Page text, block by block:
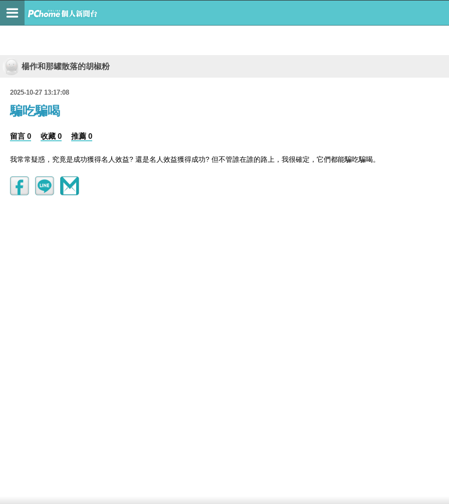
楊作和那罐散落的胡椒粉
2025-10-27 13:17:08
騙吃騙喝
留言 0 收藏 0 推薦 0
我常常疑惑，究竟是成功獲得名人效益? 還是名人效益獲得成功? 但不管誰在誰的路上，我很確定，它們都能騙吃騙喝。